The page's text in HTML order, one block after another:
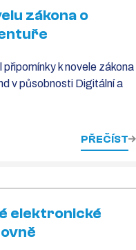
zákona o
k novele zákona
v působnosti Digitální a
PŘEČÍST
elektronické